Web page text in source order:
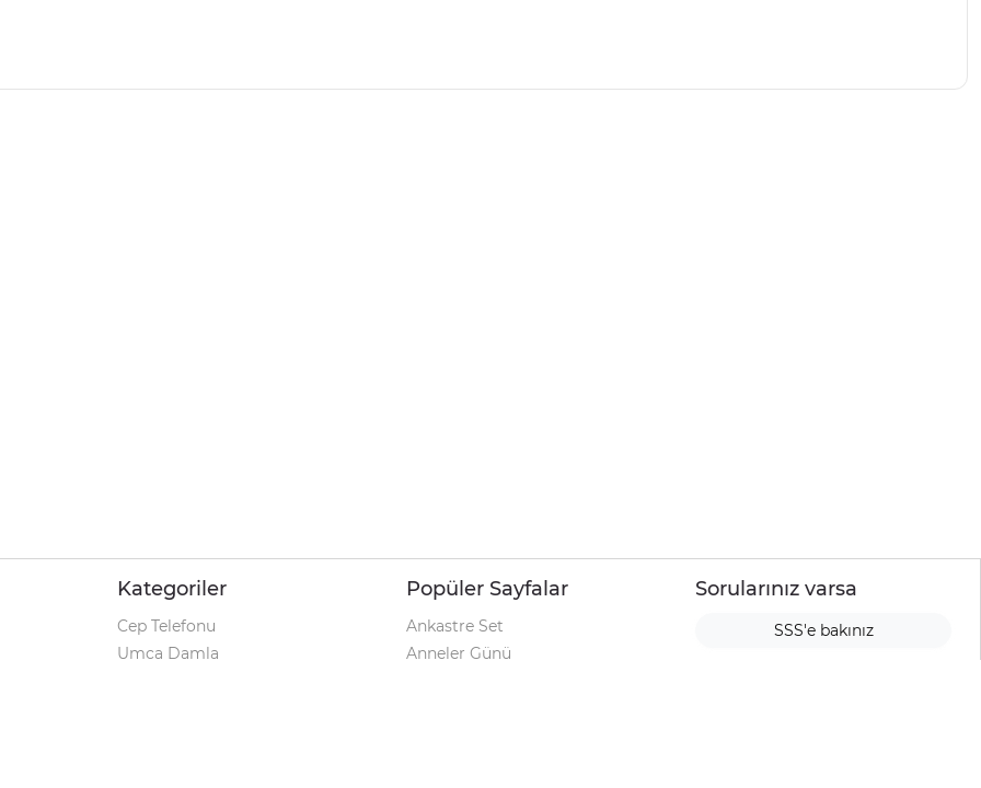
Kategoriler
Cep Telefonu
Umca Damla
Popüler Sayfalar
Ankastre Set
Anneler Günü
Sorularınız varsa
SSS'e bakınız